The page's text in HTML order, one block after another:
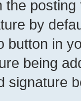
the
by
button in
being
signature